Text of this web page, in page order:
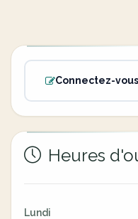
Connectez-
Heures
Lundi